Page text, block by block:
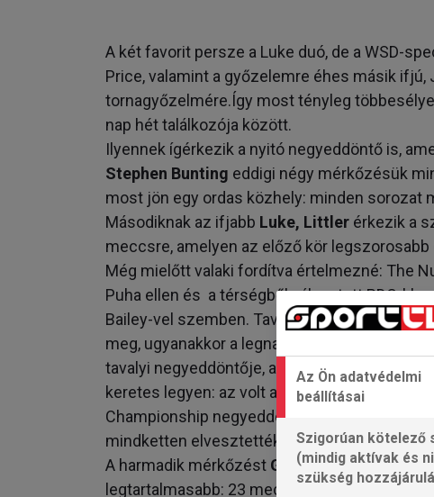
A két favorit persze a Luke duó, de a WSD-
Price, valamint a győzelemre éhes másik
tornagyőzelmére.Így most tényleg
nap hét találkozója között.
Ilyennek ígérkezik a nyitó negyeddöntő is,
Stephen Bunting eddigi négy mérkőzésük
most jön egy ordas közhely: minden sorozat
Másodiknak az ifjabb Luke, Littler érkezik a
meccsre, amelyen az előző kör
Még mielőtt valaki fordítva értelmezné: The
Puha ellen és a térségből választott PDC-
Bailey-vel szemben. Tavaly március óta
meg, ugyanakkor a legnagyobb tétű két
tavalyi negyeddöntője, amelyen az ausztrál
keretes legyen: az volt az első meccsük, a
Championship negyeddöntője, amelyet 6–1-
mindketten elvesztették az utána következő
A harmadik mérkőzést Gerwyn Pricejátssza
legtartalmasabb: 23 meccset vívtak
Az Ön adatvédelmi
beállításai
Szigorúan kötelező
(mindig aktívak és
szükség